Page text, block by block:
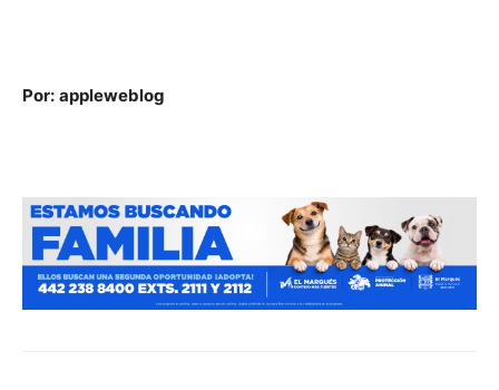
Por: appleweblog